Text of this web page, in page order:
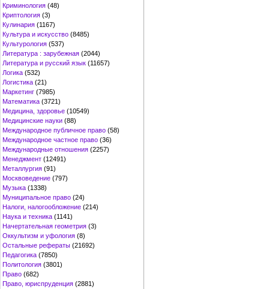
Криминология (48)
Криптология (3)
Кулинария (1167)
Культура и искусство (8485)
Культурология (537)
Литература : зарубежная (2044)
Литература и русский язык (11657)
Логика (532)
Логистика (21)
Маркетинг (7985)
Математика (3721)
Медицина, здоровье (10549)
Медицинские науки (88)
Международное публичное право (58)
Международное частное право (36)
Международные отношения (2257)
Менеджмент (12491)
Металлургия (91)
Москвоведение (797)
Музыка (1338)
Муниципальное право (24)
Налоги, налогообложение (214)
Наука и техника (1141)
Начертательная геометрия (3)
Оккультизм и уфология (8)
Остальные рефераты (21692)
Педагогика (7850)
Политология (3801)
Право (682)
Право, юриспруденция (2881)